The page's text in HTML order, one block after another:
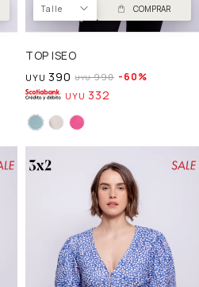
Talle COMPRAR
TOP ISEO
UYU 390 UYU 990 60
UYU 332